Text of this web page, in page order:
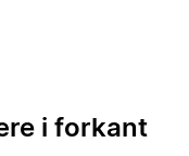
i forkant